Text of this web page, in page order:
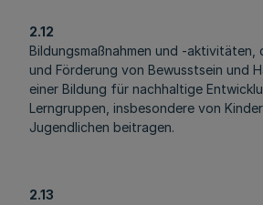
2.12
Bildungsmaßnahmen und -aktivitäten,
und Förderung von Bewusstsein und
einer Bildung für nachhaltige
Lerngruppen, insbesondere von
Jugendlichen beitragen.
2.13